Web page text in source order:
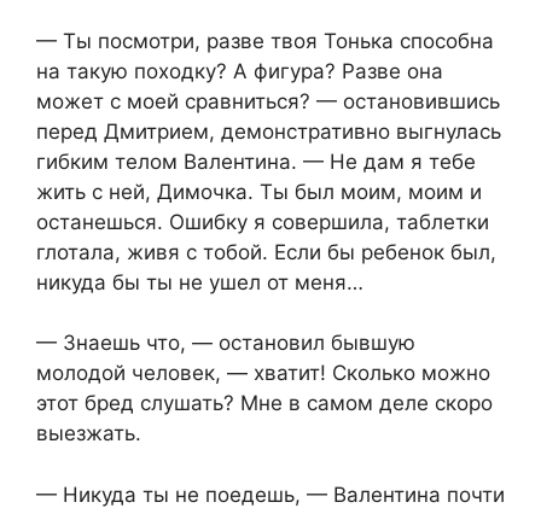
— Ты посмотри, разве твоя Тонька способна
на такую походку? А фигура? Разве она
может с моей сравниться? — остановившись
перед Дмитрием, демонстративно выгнулась
гибким телом Валентина. — Не дам я тебе
жить с ней, Димочка. Ты был моим, моим и
останешься. Ошибку я совершила, таблетки
глотала, живя с тобой. Если бы ребенок был,
никуда бы ты не ушел от меня…
— Знаешь что, — остановил бывшую
молодой человек, — хватит! Сколько можно
этот бред слушать? Мне в самом деле скоро
выезжать.
— Никуда ты не поедешь, — Валентина почти